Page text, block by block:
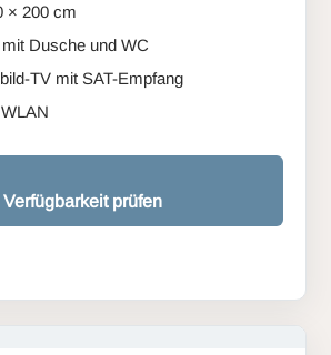
× 200 cm
Dusche und WC
TV mit SAT-Empfang
Verfügbarkeit prüfen